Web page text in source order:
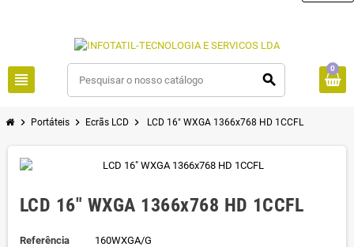
view_headline search
0
chevron_right Portáteis chevron_right Ecrãs LCD chevron_right LCD 16" WXGA 1366x768 HD 1CCFL
LCD 16" WXGA 1366x768 HD 1CCFL
Referência 160WXGA/G